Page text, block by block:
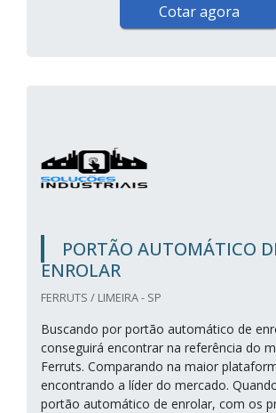
Cotar agora
PORTÃO AUTOMÁTICO
ENROLAR
FERRUTS / LIMEIRA - SP
Buscando por portão automático de
conseguirá encontrar na referência do
Ferruts. Comparando na maior
encontrando a líder do mercado.
portão automático de enrolar, com os